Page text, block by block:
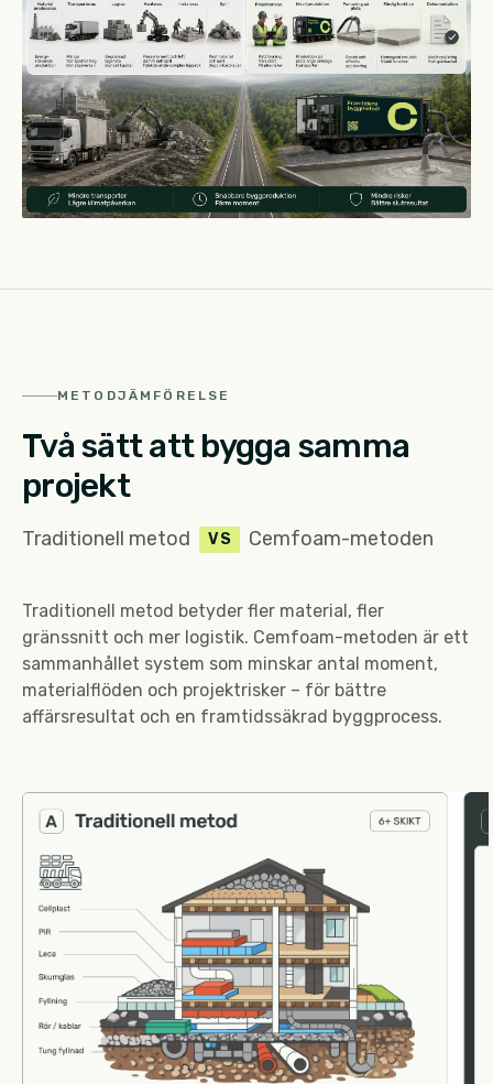
METODJÄMFÖRELSE
Två sätt att bygga samma
projekt
Traditionell metod VS Cemfoam-metoden
Traditionell metod betyder fler material, fler
gränssnitt och mer logistik. Cemfoam-metoden är ett
sammanhållet system som minskar antal moment,
materialflöden och projektrisker – för bättre
affärsresultat och en framtidssäkrad byggprocess.